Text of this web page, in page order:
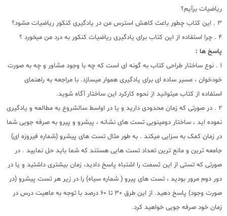
ریاضیات برآیم؟
3 . این کتاب چطور باعث کاهش استرس من در یادگیری کنکور ریاضیات مشود؟
4 . چرا استفاده از این کتاب برای یادگیری ریاضیات کنکور به درد من میخورد ؟
پاسخ ها :
1 . نوع ساختار طراحی کتاب به گونه ای است که چه با وجود مشاور و چه به صورت
خودخوان ، مسیر ساده ای برای یادگیری هموار میسازد. با مراجعه به راهنمای
استفاده از کتاب میتوانید از نحوه کارکرد این ساختار آگاه شوید.
2 . در صورتی که زمان محدودی دارید و یا در اواسط سالشروع به مطالعه و یادگیری
نموده اید ، ساختار دومینویی تست های نشانه ، پیشرو و پیرو به صرفه جویی شما
در زمان کمک به سزایی میکند . به طور مثال تست های پیشرو (شماره فیروزه ای)
جامعه ترین و مانع ترین تعداد تست هایی هستند که شما باید حل نمایید . در
صورتی که تستی از این ثسمت را اشتباه پاسخ دادید، زمان بیشتری داشتید و یا در
دور دوم مرور بودید ، تست های پیرو ( شماره سیاه) را در زیر هر تست پیشرو (در
صورت وجود) پاسخ دهید. از این طرق 30 تا 60 درصد با توجه به ماهیت درس در
زمان خود صرفه جویی خواهید کرد.